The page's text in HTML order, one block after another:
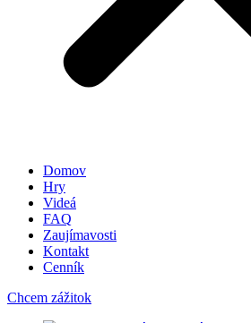
Domov
Hry
Videá
FAQ
Zaujímavosti
Kontakt
Cenník
Chcem zážitok